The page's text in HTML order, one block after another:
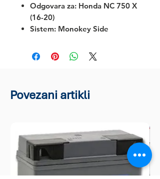
Odgovara za: Honda NC 750 X
(16-20)
Sistem: Monokey Side
Povezani artikli